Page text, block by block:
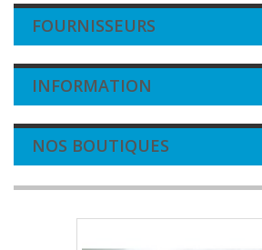
FOURNISSEURS
INFORMATION
NOS BOUTIQUES